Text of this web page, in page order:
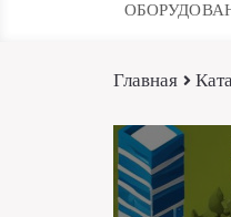
Главная